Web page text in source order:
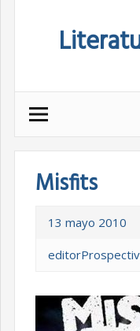
Misfits
13 mayo 2010